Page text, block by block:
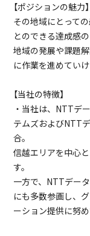
【ポジションの魅力】
その地域にとって
とのできる達成感の
地域の発展や課題
に作業を進めてい
【当社の特徴】
・当社は、NTTデ
テムズおよびNTT
合。
信越エリアを中心
す。
一方で、NTTデー
にも多数参画し、
ーション提供に努め